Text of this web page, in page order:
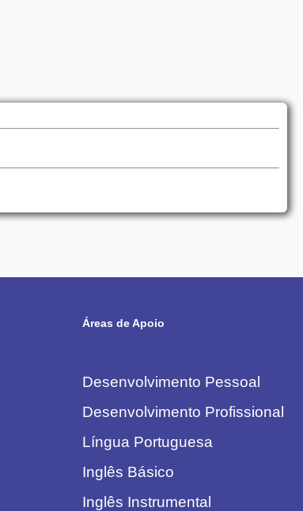
Áreas de Apoio
Desenvolvimento Pessoal
Desenvolvimento Profissional
Língua Portuguesa
Inglês Básico
Inglês Instrumental